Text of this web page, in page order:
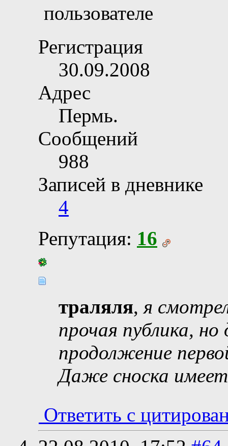
Регистрация
30.09.2008
Адрес
Пермь.
Сообщений
988
Записей в дневнике
4
Репутация: 16
траляля, я
прочая публика,
продолжение
Даже сноска
Ответить с